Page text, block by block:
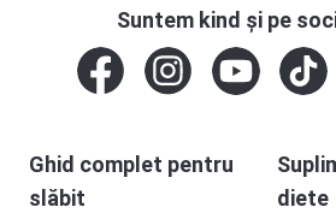
Ghid complet pentru
slăbit
diete
Suntem kind și pe